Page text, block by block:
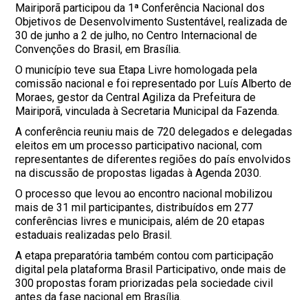
Mairiporã participou da 1ª Conferência Nacional dos
Objetivos de Desenvolvimento Sustentável, realizada de
30 de junho a 2 de julho, no Centro Internacional de
Convenções do Brasil, em Brasília.
O município teve sua Etapa Livre homologada pela
comissão nacional e foi representado por Luís Alberto de
Moraes, gestor da Central Agiliza da Prefeitura de
Mairiporã, vinculada à Secretaria Municipal da Fazenda.
A conferência reuniu mais de 720 delegados e delegadas
eleitos em um processo participativo nacional, com
representantes de diferentes regiões do país envolvidos
na discussão de propostas ligadas à Agenda 2030.
O processo que levou ao encontro nacional mobilizou
mais de 31 mil participantes, distribuídos em 277
conferências livres e municipais, além de 20 etapas
estaduais realizadas pelo Brasil.
A etapa preparatória também contou com participação
digital pela plataforma Brasil Participativo, onde mais de
300 propostas foram priorizadas pela sociedade civil
antes da fase nacional em Brasília.